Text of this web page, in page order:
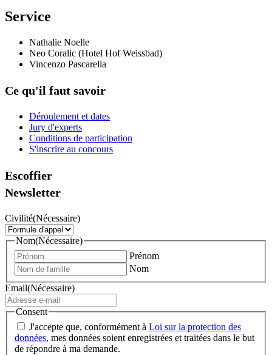
Service
Nathalie Noelle
Neo Coralic (Hotel Hof Weissbad)
Vincenzo Pascarella
Ce qu'il faut savoir
Déroulement et dates
Jury d'experts
Conditions de participation
S'inscrire au concours
Escoffier
Newsletter
Civilité(Nécessaire)
Nom(Nécessaire)
Prénom
Nom
Email(Nécessaire)
Consent
J'accepte que, conformément à Loi sur la protection des
données, mes données soient enregistrées et traitées dans le but
de répondre à ma demande.